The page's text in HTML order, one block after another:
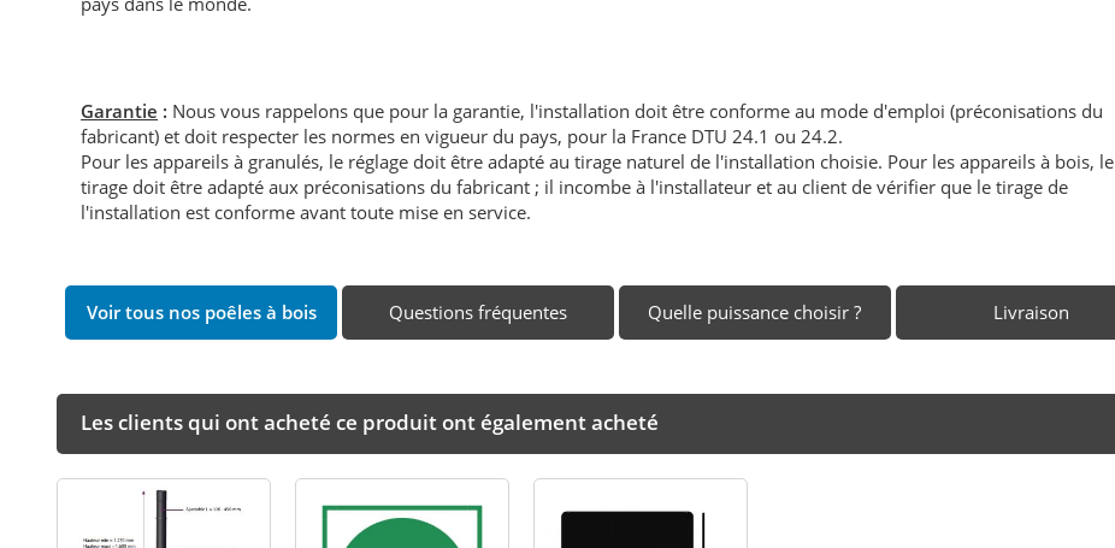
Garantie : Nous vous rappelons que pour la garantie, l'installation doit être conforme au mode d'emploi (préconisations du
fabricant) et doit respecter les normes en vigueur du pays, pour la France DTU 24.1 ou 24.2.
Pour les appareils à granulés, le réglage doit être adapté au tirage naturel de l'installation choisie. Pour les appareils à bois, le
tirage doit être adapté aux préconisations du fabricant ; il incombe à l'installateur et au client de vérifier que le tirage de
l'installation est conforme avant toute mise en service.
Voir tous nos poêles à bois Questions fréquentes Quelle puissance choisir ? Livraison
Les clients qui ont acheté ce produit ont également acheté